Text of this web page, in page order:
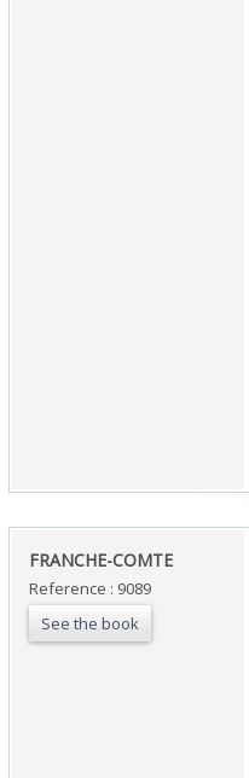
‎FRANCHE-COMTE‎
Reference : 9089
See the book